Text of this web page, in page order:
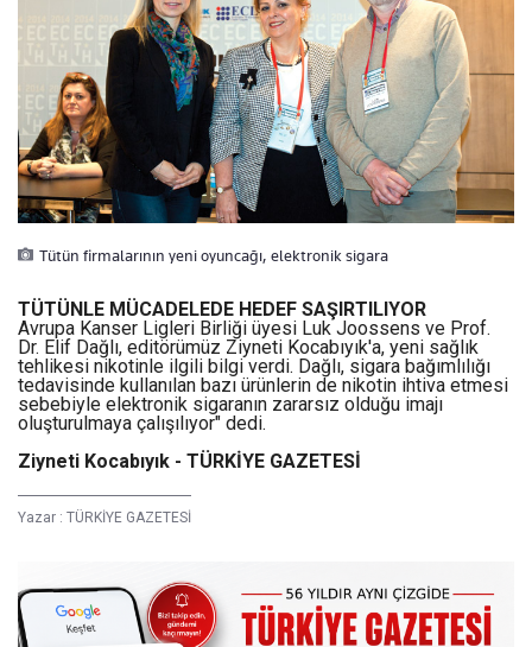
Tütün firmalarının yeni oyuncağı, elektronik sigara
TÜTÜNLE MÜCADELEDE HEDEF SAŞIRTILIYOR
Avrupa Kanser Ligleri Birliği üyesi Luk Joossens ve Prof.
Dr. Elif Dağlı, editörümüz Ziyneti Kocabıyık'a, yeni sağlık
tehlikesi nikotinle ilgili bilgi verdi. Dağlı, sigara bağımlılığı
tedavisinde kullanılan bazı ürünlerin de nikotin ihtiva etmesi
sebebiyle elektronik sigaranın zararsız olduğu imajı
oluşturulmaya çalışılıyor" dedi.
Ziyneti Kocabıyık - TÜRKİYE GAZETESİ
Yazar : TÜRKİYE GAZETESİ